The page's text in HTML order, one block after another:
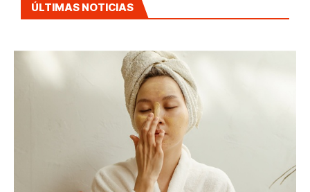
ÚLTIMAS NOTICIAS